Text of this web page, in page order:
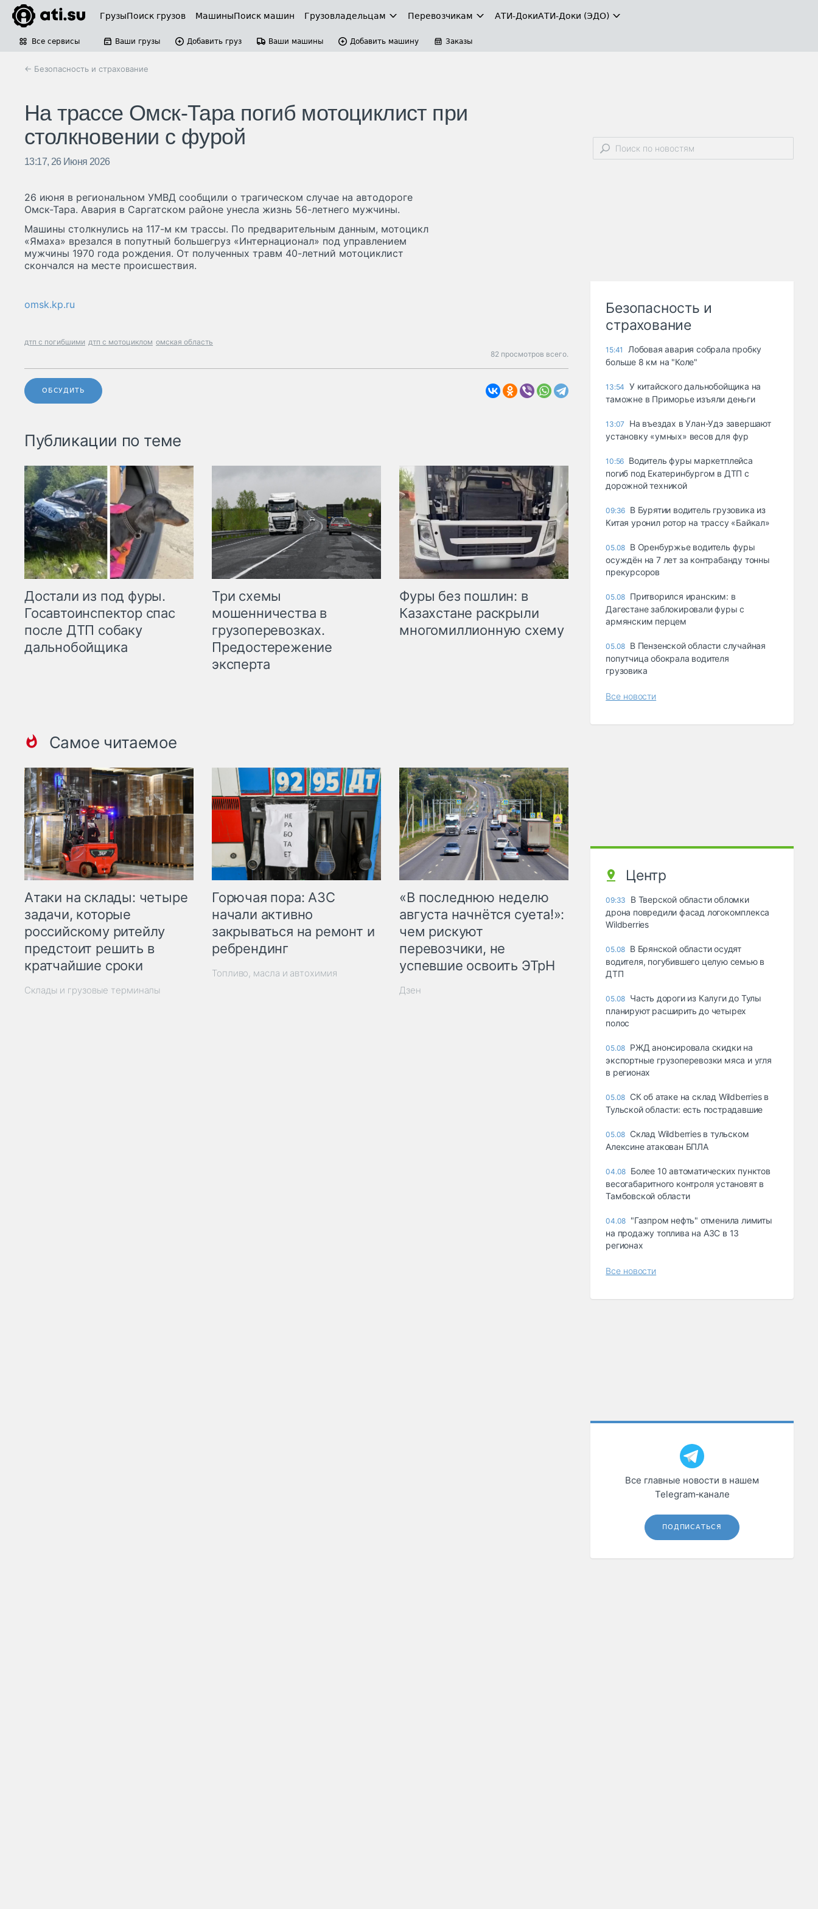
ГрузыПоиск грузов МашиныПоиск машин Грузовладельцам Перевозчикам АТИ-ДокиАТИ-Доки (ЭДО)
Все сервисы Ваши грузы Добавить груз Ваши машины Добавить машину Заказы
← Безопасность и страхование
На трассе Омск-Тара погиб мотоциклист при
столкновении с фурой
13:17, 26 Июня 2026
26 июня в региональном УМВД сообщили о трагическом случае на автодороге
Омск-Тара. Авария в Саргатском районе унесла жизнь 56-летнего мужчины.
Машины столкнулись на 117-м км трассы. По предварительным данным, мотоцикл
«Ямаха» врезался в попутный большегруз «Интернационал» под управлением
мужчины 1970 года рождения. От полученных травм 40-летний мотоциклист
скончался на месте происшествия.
omsk.kp.ru
дтп с погибшими дтп с мотоциклом омская область
82 просмотров всего.
ОБСУДИТЬ
Публикации по теме
Достали из под фуры.
Госавтоинспектор спас
после ДТП собаку
дальнобойщика
Три схемы
мошенничества в
грузоперевозках.
Предостережение
эксперта
Фуры без пошлин: в
Казахстане раскрыли
многомиллионную схему
Самое читаемое
Атаки на склады: четыре
задачи, которые
российскому ритейлу
предстоит решить в
кратчайшие сроки
Склады и грузовые терминалы
Горючая пора: АЗС
начали активно
закрываться на ремонт и
ребрендинг
Топливо, масла и автохимия
«В последнюю неделю
августа начнётся суета!»:
чем рискуют
перевозчики, не
успевшие освоить ЭТрН
Дзен
Безопасность и
страхование
15:41
Лобовая авария собрала пробку
больше 8 км на "Коле"
13:54
У китайского дальнобойщика на
таможне в Приморье изъяли деньги
13:07
Ha въeздax в Улaн-Удэ зaвepшaют
ycтaнoвкy «yмныx» вecoв для фyp
10:56 Водитель фуры маркетплейса
погиб под Екатеринбургом в ДТП с
дорожной техникой
09:36 В Бурятии водитель грузовика из
Китая уронил ротор на трассу «Байкал»
05.08 В Оренбуржье водитель фуры
осуждён на 7 лет за контрабанду тонны
прекурсоров
05.08 Притворился иранским: в
Дагестане заблокировали фуры с
армянским перцем
05.08 В Пензенской области случайная
попутчица обокрала водителя
грузовика
Все новости
Центр
09:33
В Тверской области обломки
дрона повредили фасад логокомплекса
Wildberries
05.08 В Брянской области осудят
водителя, погубившего целую семью в
ДТП
05.08 Часть дороги из Калуги до Тулы
планируют расширить до четырех
полос
05.08 РЖД анонсировала скидки на
экспортные грузоперевозки мяса и угля
в регионах
05.08 СК об атаке на склад Wildberries в
Тульской области: есть пострадавшие
05.08 Склад Wildberries в тульском
Алексине атакован БПЛА
04.08 Более 10 автоматических пунктов
весогабаритного контроля установят в
Тамбовской области
04.08 "Газпром нефть" отменила лимиты
на продажу топлива на АЗС в 13
регионах
Все новости
Все главные новости в нашем
Telegram‑канале
ПОДПИСАТЬСЯ